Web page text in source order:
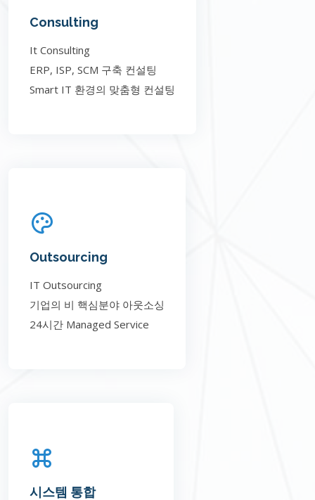
Consulting
It Consulting
ERP, ISP, SCM 구축 컨설팅
Smart IT 환경의 맞춤형 컨설팅
Outsourcing
IT Outsourcing
기업의 비 핵심분야 아웃소싱
24시간 Managed Service
시스템 통합